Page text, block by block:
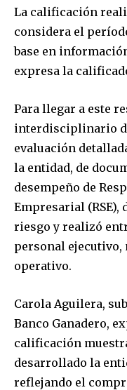
La calificación
considera el
base en
expresa la
Para llegar a este
interdisciplinario
evaluación
la entidad, de
desempeño de
Empresarial
riesgo y realizó
personal ejecutivo,
operativo.
Carola Aguilera,
Banco Ganadero,
calificación
desarrollado la
reflejando el